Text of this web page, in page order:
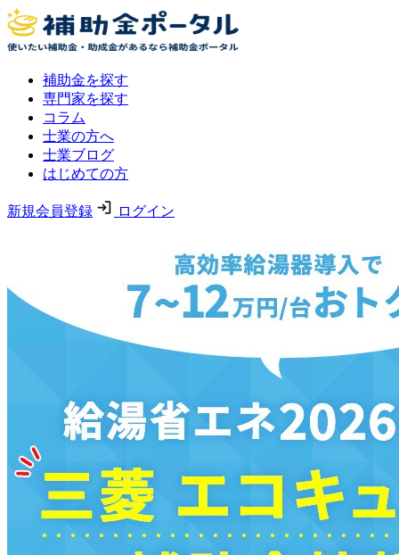
補助金を探す
専門家を探す
コラム
士業の方へ
士業ブログ
はじめての方
新規会員登録 ログイン